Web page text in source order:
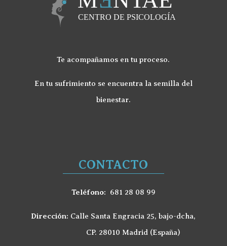
Te acompañamos en tu proceso.
En tu sufrimiento se encuentra la semilla del
bienestar.
CONTACTO
Teléfono: 681 28 08 99
Dirección: Calle Santa Engracia 25, bajo-dcha,
CP. 28010 Madrid (España)